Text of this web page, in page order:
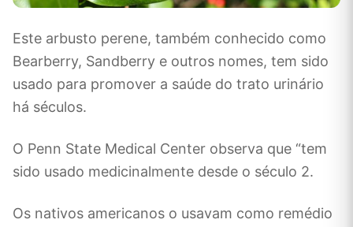
Este arbusto perene, também conhecido como
Bearberry, Sandberry e outros nomes, tem sido
usado para promover a saúde do trato urinário
há séculos.
O Penn State Medical Center observa que “tem
sido usado medicinalmente desde o século 2.
Os nativos americanos o usavam como remédio